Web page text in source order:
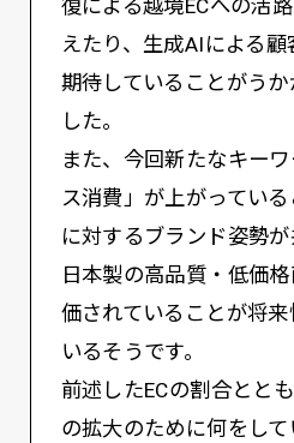
復による越境ECへの活
えたり、生成AIによる
期待していることがう
した。
また、今回新たなキー
ス消費」が上がってい
に対するブランド姿勢が
日本製の高品質・低価
価されていることが将
いるそうです。
前述したECの割合とと
の拡大のために何をして